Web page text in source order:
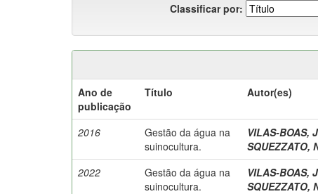
Classificar por:
Ano de
publicação
Título Autor(es)
2016
Gestão da água na
suinocultura.
VILAS-BOAS,
SQUEZZATO,
2022
Gestão da água na
suinocultura.
VILAS-BOAS,
SQUEZZATO,